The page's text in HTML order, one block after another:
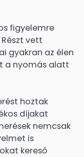
figyelemre
vett
gyakran az élen
a nyomás alatt
hoztak
díjakat
nemcsak
is
kereső